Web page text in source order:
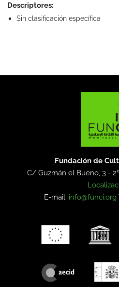
Descriptores:
Sin clasificación específica
Fundación de
C/ Guzmán el Bueno, 3 -
E-mail: info@funci.org